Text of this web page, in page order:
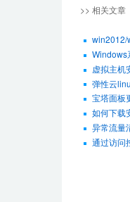
>> 相关文章
win2012/
Windows
虚拟主机
弹性云
宝塔面板
如何下载
异常流量
通过访问